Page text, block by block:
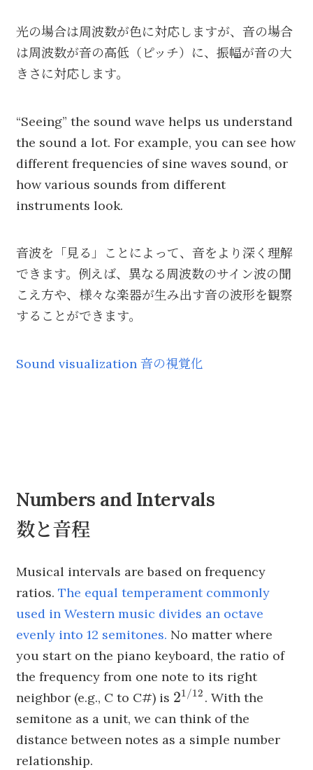
光の場合は周波数が色に対応しますが、音の場合
は周波数が音の高低（ピッチ）に、振幅が音の大
きさに対応します。
“Seeing” the sound wave helps us understand
the sound a lot. For example, you can see how
different frequencies of sine waves sound, or
how various sounds from different
instruments look.
音波を「見る」ことによって、音をより深く理解
できます。例えば、異なる周波数のサイン波の聞
こえ方や、様々な楽器が生み出す音の波形を観察
することができます。
Sound visualization 音の視覚化
Numbers and Intervals
数と音程
Musical intervals are based on frequency
ratios. The equal temperament commonly
used in Western music divides an octave
evenly into 12 semitones. No matter where
you start on the piano keyboard, the ratio of
the frequency from one note to its right
neighbor (e.g., C to C#) is 2^{1/12}
21/12 . With the
semitone as a unit, we can think of the
distance between notes as a simple number
relationship.